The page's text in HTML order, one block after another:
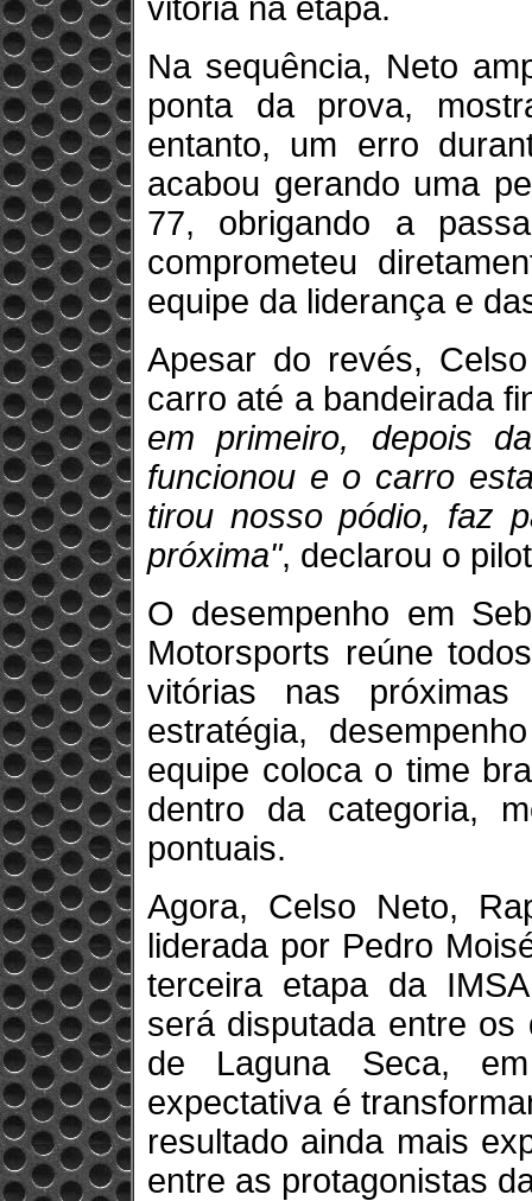
vitória na etapa.
Na sequência, Neto
ponta da prova,
entanto, um erro
acabou gerando uma
77, obrigando a
comprometeu
equipe da liderança e
Apesar do revés,
carro até a bandeirada
em primeiro, depois
funcionou e o carro
tirou nosso pódio, faz
próxima", declarou o
O desempenho em
Motorsports reúne
vitórias nas próximas
estratégia,
equipe coloca o time
dentro da categoria,
pontuais.
Agora, Celso Neto,
liderada por Pedro
terceira etapa da
será disputada entre
de Laguna Seca,
expectativa é
resultado ainda mais
entre as protagonistas